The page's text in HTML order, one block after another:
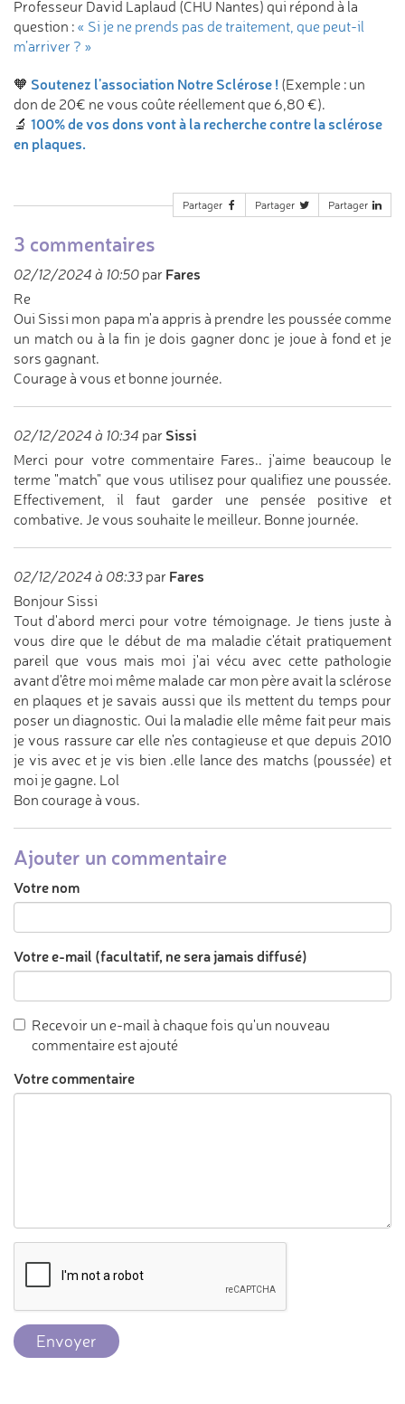
Professeur David Laplaud (CHU Nantes) qui répond à la
question : « Si je ne prends pas de traitement, que peut-il
m’arriver ? »
🧡 Soutenez l'association Notre Sclérose ! (Exemple : un
don de 20€ ne vous coûte réellement que 6,80 €).
🔬 100% de vos dons vont à la recherche contre la sclérose
en plaques.
Partager Partager Partager
3 commentaires
02/12/2024 à 10:50 par Fares
Re
Oui Sissi mon papa m'a appris à prendre les poussée comme
un match ou à la fin je dois gagner donc je joue à fond et je
sors gagnant.
Courage à vous et bonne journée.
02/12/2024 à 10:34 par Sissi
Merci pour votre commentaire Fares.. j'aime beaucoup le
terme "match" que vous utilisez pour qualifiez une poussée.
Effectivement, il faut garder une pensée positive et
combative. Je vous souhaite le meilleur. Bonne journée.
02/12/2024 à 08:33 par Fares
Bonjour Sissi
Tout d'abord merci pour votre témoignage. Je tiens juste à
vous dire que le début de ma maladie c'était pratiquement
pareil que vous mais moi j'ai vécu avec cette pathologie
avant d'être moi même malade car mon père avait la sclérose
en plaques et je savais aussi que ils mettent du temps pour
poser un diagnostic. Oui la maladie elle même fait peur mais
je vous rassure car elle n'es contagieuse et que depuis 2010
je vis avec et je vis bien .elle lance des matchs (poussée) et
moi je gagne. Lol
Bon courage à vous.
Ajouter un commentaire
Votre nom
Votre e-mail (facultatif, ne sera jamais diffusé)
Recevoir un e-mail à chaque fois qu'un nouveau
commentaire est ajouté
Votre commentaire
Envoyer